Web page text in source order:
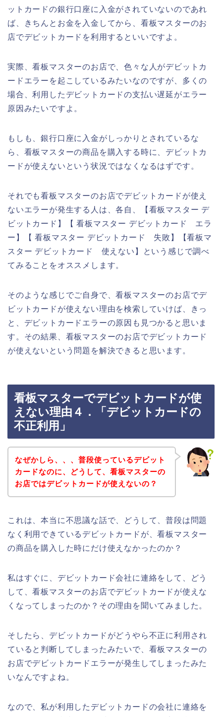
ットカードの銀行口座に入金がされていないのであれ
ば、きちんとお金を入金してから、看板マスターのお
店でデビットカードを利用するといいですよ。
実際、看板マスターのお店で、色々な人がデビットカ
ードエラーを起こしているみたいなのですが、多くの
場合、利用したデビットカードの支払い遅延がエラー
原因みたいですよ。
もしも、銀行口座に入金がしっかりとされているな
ら、看板マスターの商品を購入する時に、デビットカ
ードが使えないという状況ではなくなるはずです。
それでも看板マスターのお店でデビットカードが使え
ないエラーが発生する人は、各自、【看板マスター デ
ビットカード】【 看板マスター デビットカード エラ
ー】【 看板マスター デビットカード 失敗】【看板マ
スター デビットカード 使えない】という感じで調べ
てみることをオススメします。
そのような感じでご自身で、看板マスターのお店でデ
ビットカードが使えない理由を検索していけば、きっ
と、デビットカードエラーの原因も見つかると思いま
す。その結果、看板マスターのお店でデビットカード
が使えないという問題を解決できると思います。
看板マスターでデビットカードが使
えない理由４．「デビットカードの
不正利用」
なぜかしら、、、普段使っているデビット
カードなのに、どうして、看板マスターの
お店ではデビットカードが使えないの？
これは、本当に不思議な話で、どうして、普段は問題
なく利用できているデビットカードが、看板マスター
の商品を購入した時にだけ使えなかったのか？
私はすぐに、デビットカード会社に連絡をして、どう
して、看板マスターのお店でデビットカードが使えな
くなってしまったのか？その理由を聞いてみました。
そしたら、デビットカードがどうやら不正に利用され
ていると判断してしまったみたいで、看板マスターの
お店でデビットカードエラーが発生してしまったみた
いなんですよね。
なので、私が利用したデビットカードの会社に連絡を